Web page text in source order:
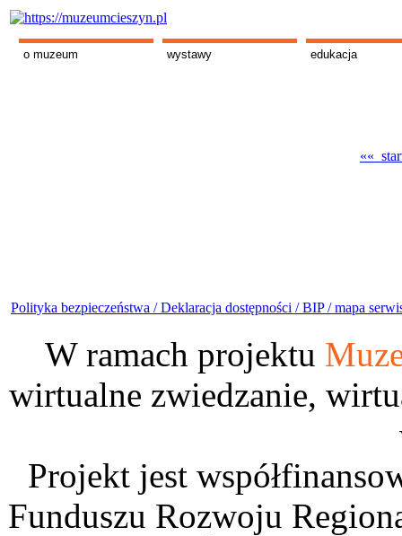
o muzeum wystawy edukacja
««
Polityka bezpieczeństwa /Deklaracja dostępności /BIP /mapa
W ramach projektu
wirtualne zwiedzanie,
Projekt jest
Funduszu Rozwoju